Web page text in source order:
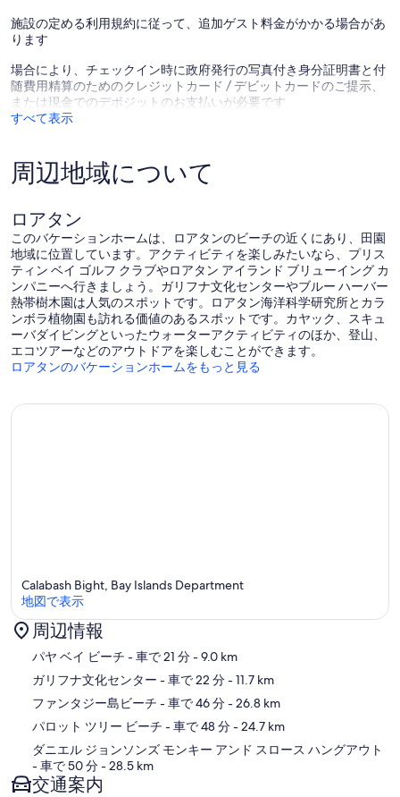
コ
ミ
セ
口
施設の定める利用規約に従って、追加ゲスト料金がかかる場合があ
ります
場合により、チェックイン時に政府発行の写真付き身分証明書と付
随費用精算のためのクレジットカード / デビットカードのご提示、
または現金でのデポジットのお支払いが必要です
すべて表示
周辺地域について
ロアタン
このバケーションホームは、ロアタンのビーチの近くにあり、田園
地域に位置しています。アクティビティを楽しみたいなら、プリス
ティン ベイ ゴルフ クラブやロアタン アイランド ブリューイング カ
ンパニーへ行きましょう。ガリフナ文化センターやブルー ハーバー
熱帯樹木園は人気のスポットです。ロアタン海洋科学研究所とカラ
ンボラ植物園も訪れる価値のあるスポットです。カヤック、スキュ
ーバダイビングといったウォーターアクティビティのほか、登山、
エコツアーなどのアウトドアを楽しむことができます。
ロアタンのバケーションホームをもっと見る
地図
Calabash Bight, Bay Islands Department
地図で表示
周辺情報
パヤ ベイ ビーチ - 車で 21 分- 9.0 km
ガリフナ文化センター - 車で 22 分- 11.7 km
ファンタジー島ビーチ - 車で 46 分- 26.8 km
パロット ツリー ビーチ - 車で 48 分- 24.7 km
ダニエル ジョンソンズ モンキー アンド スロース ハングアウト
- 車で 50 分- 28.5 km
交通案内